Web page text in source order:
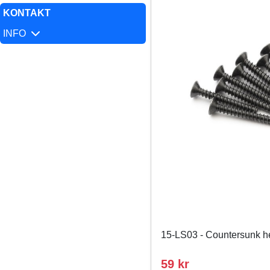
KONTAKT
INFO
15-LS03 - Countersunk
59 kr